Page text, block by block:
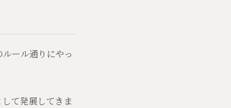
ール通りにやっ
て発展してきま